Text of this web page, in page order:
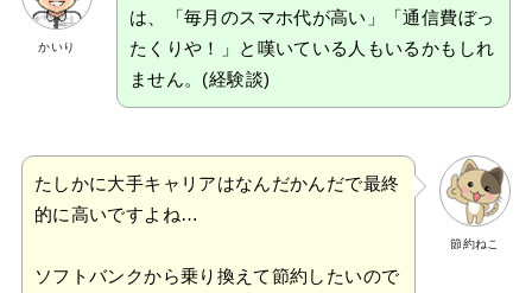
かいり
は、「毎月のスマホ代が高い」「通信費ぼっ
たくりや！」と嘆いている人もいるかもしれ
ません。(経験談)
節約ねこ
たしかに大手キャリアはなんだかんだで最終
的に高いですよね…
ソフトバンクから乗り換えて節約したいので